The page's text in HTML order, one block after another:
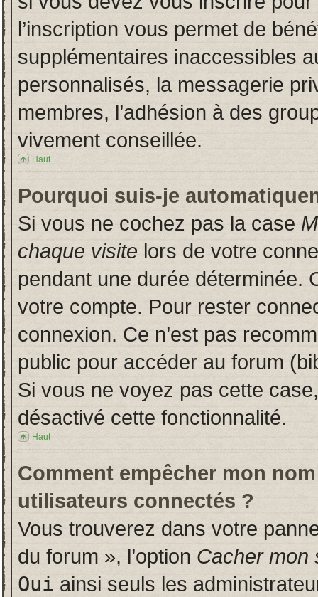
l’inscription vous permet de
supplémentaires inaccessibles
personnalisés, la messagerie
membres, l’adhésion à des
vivement conseillée.
Haut
Pourquoi suis-je
Si vous ne cochez pas la case
chaque visite lors de votre
pendant une durée déterminée.
votre compte. Pour rester
connexion. Ce n’est pas
public pour accéder au forum
Si vous ne voyez pas cette
désactivé cette fonctionnalité.
Haut
Comment empêcher mon
utilisateurs connectés ?
Vous trouverez dans votre
du forum », l’option Cacher mon
Oui ainsi seuls les